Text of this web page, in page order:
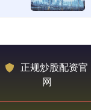
正规炒股配资官
网